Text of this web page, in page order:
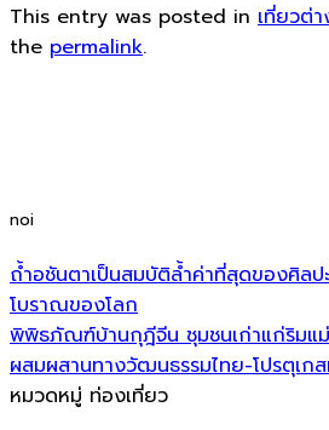
This entry was posted in เที่ยวต่า
the permalink.
noi
ถ้ำอชันตาเป็นสมบัติล้ำค่าที่สุดของศิลป
โบราณของโลก
พิพิธภัณฑ์บ้านกุฎีจีน ชุมชนเก่าแก่ริมแม่
ผสมผสานทางวัฒนธรรมไทย-โปรตุเก
หมวดหมู่ ท่องเที่ยว